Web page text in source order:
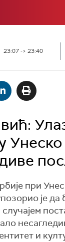
-> 23:40
при
је да
и